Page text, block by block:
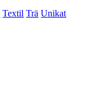
Textil Trä Unikat